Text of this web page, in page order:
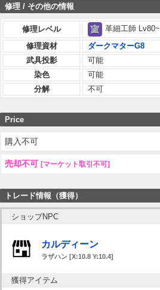
修理 / その他の情報
修理レベル
革細工師 Lv80~
修理資材
ダークマターG8
武具投影
可能
染色
可能
分解
不可
Price
購入不可
売却不可 [マーケット取引不可]
トレード情報（獲得）
ショップNPC
カルディーン
ラザハン [X:10.8 Y:10.4]
獲得アイテム